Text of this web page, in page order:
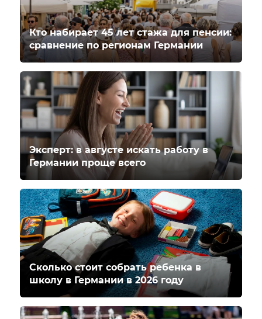
Кто набирает 45 лет стажа для пенсии:
сравнение по регионам Германии
Эксперт: в августе искать работу в
Германии проще всего
Сколько стоит собрать ребенка в
школу в Германии в 2026 году